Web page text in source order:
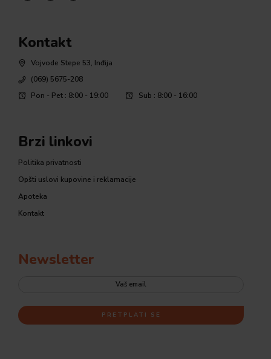
Kontakt
Vojvode Stepe 53, Inđija
(069) 5675-208
Pon - Pet : 8:00 - 19:00
Sub : 8:00 - 16:00
Brzi linkovi
Politika privatnosti
Opšti uslovi kupovine i reklamacije
Apoteka
Kontakt
Newsletter